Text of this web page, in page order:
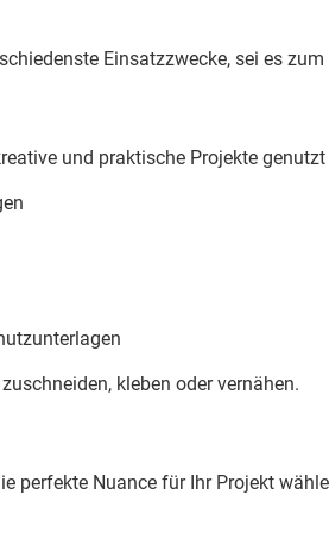
Einsatzzwecke, sei es
und praktische Projekte genutzt
kleben oder vernähen.
perfekte Nuance für Ihr Projekt